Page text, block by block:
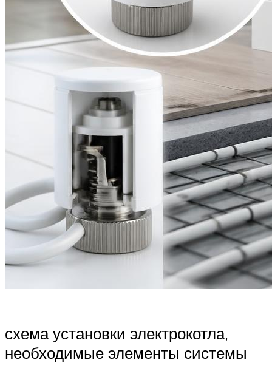
схема установки электрокотла,
необходимые элементы системы